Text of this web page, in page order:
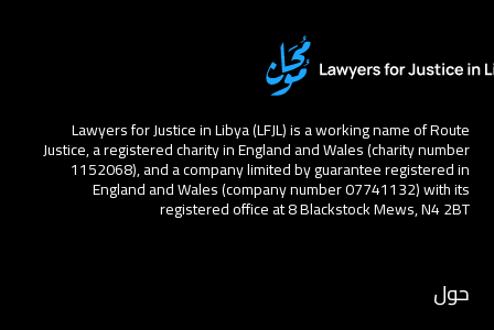
Lawyers for Justice in Libya (LFJL) is a working name of Route
Justice, a registered charity in England and Wales (charity number
1152068), and a company limited by guarantee registered in
England and Wales (company number 07741132) with its
registered office at 8 Blackstock Mews, N4 2BT
حول